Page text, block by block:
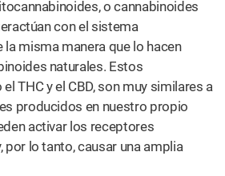
o cannabinoides
con el sistema
misma manera que lo hacen
naturales. Estos
el THC y el CBD, son muy similares a
producidos en nuestro propio
activar los receptores
por lo tanto, causar una amplia